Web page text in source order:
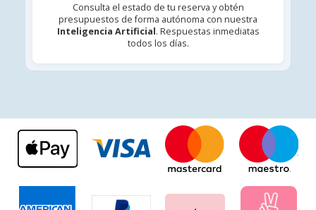
Consulta el estado de tu reserva y obtén
presupuestos de forma autónoma con nuestra
Inteligencia Artificial. Respuestas inmediatas
todos los días.